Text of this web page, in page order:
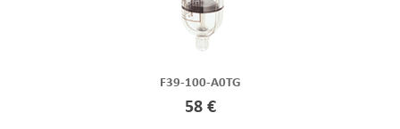
F39-100-A0TG
58 €